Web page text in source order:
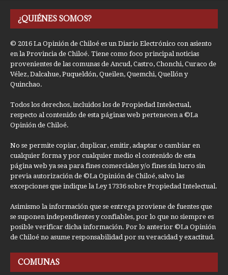
¿QUIÉNES SOMOS?
© 2016 La Opinión de Chiloé es un Diario Electrónico con asiento
en la Provincia de Chiloé. Tiene como foco principal noticias
provenientes de las comunas de Ancud, Castro, Chonchi, Curaco de
Vélez, Dalcahue, Puqueldón, Queilen, Quemchi, Quellón y
Quinchao.
Todos los derechos, incluidos los de Propiedad Intelectual,
respecto al contenido de esta páginas web pertenecen a ©La
Opinión de Chiloé.
No se permite copiar, duplicar, emitir, adaptar o cambiar en
cualquier forma y por cualquier medio el contenido de esta
página web ya sea para fines comerciales y/o fines sin lucro sin
previa autorización de ©La Opinión de Chiloé, salvo las
excepciones que indique la Ley 17336 sobre Propiedad Intelectual.
Asimismo la información que se entrega proviene de fuentes que
se suponen independientes y confiables, por lo que no siempre es
posible verificar dicha información. Por lo anterior ©La Opinión
de Chiloé no asume responsabilidad por su veracidad y exactitud.
COMUNAS